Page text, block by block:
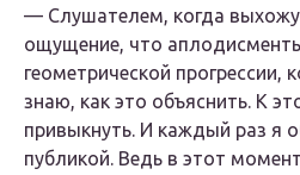
— Слушателем, когда выхожу
ощущение, что
геометрической прогрессии,
знаю, как это объяснить. К
привыкнуть. И каждый раз я
публикой. Ведь в этот